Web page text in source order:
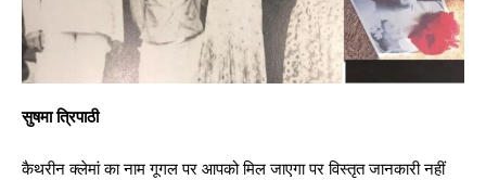
सुषमा त्रिपाठी
कैथरीन क्लेमां का नाम गूगल पर आपको मिल जाएगा पर विस्तृत जानकारी नहीं